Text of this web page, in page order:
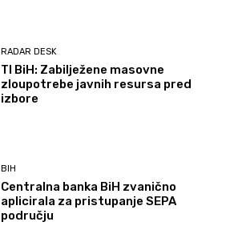
RADAR DESK
TI BiH: Zabilježene masovne
zloupotrebe javnih resursa pred
izbore
BIH
Centralna banka BiH zvanično
aplicirala za pristupanje SEPA
području